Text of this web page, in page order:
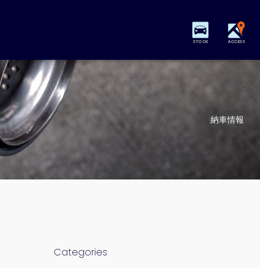
STOCK ACCESS
納車情報
Categories